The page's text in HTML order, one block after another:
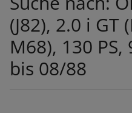
(J82), 2.0 i GT
M68), 130
bis 08/88